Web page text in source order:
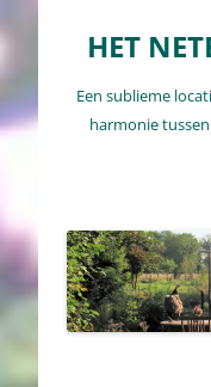
inhoud
HET
Een sublieme
harmonie